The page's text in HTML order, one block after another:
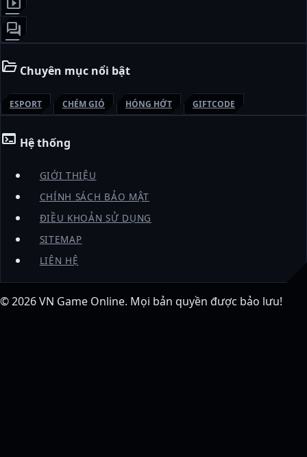
forum
folder_open Chuyên mục nổi bật
ESPORT CHÉM GIÓ HÓNG HỚT GIFTCODE
terminal Hệ thống
GIỚI THIỆU
CHÍNH SÁCH BẢO MẬT
ĐIỀU KHOẢN SỬ DỤNG
SITEMAP
LIÊN HỆ
© 2026VN Game Online. Mọi bản quyền được bảo lưu!